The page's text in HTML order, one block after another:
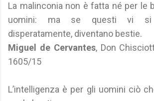
La malinconia non è fatta né per le
uomini: ma se questi vi si
disperatamente, diventano bestie.
Miguel de Cervantes, Don
1605/15
L’intelligenza è per gli uomini ciò